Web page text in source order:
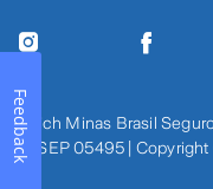
Zurich Minas Brasil
SUSEP 05495 |
Feedback